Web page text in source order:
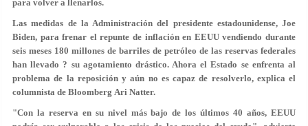
para volver a llenarlos.
Las medidas de la Administración del presidente estadounidense, Joe
Biden, para frenar el repunte de inflación en EEUU vendiendo durante
seis meses 180 millones de barriles de petróleo de las reservas federales
han llevado ? su agotamiento drástico. Ahora el Estado se enfrenta al
problema de la reposición y aún no es capaz de resolverlo, explica el
columnista de Bloomberg Ari Natter.
"Con la reserva en su nivel más bajo de los últimos 40 años, EEUU